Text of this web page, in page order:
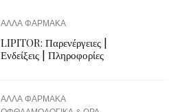
ΑΛΛΑ ΦΑΡΜΑΚΑ
LIPITOR: Παρενέργειες |
Ενδείξεις | Πληροφορίες
ΑΛΛΑ ΦΑΡΜΑΚΑ